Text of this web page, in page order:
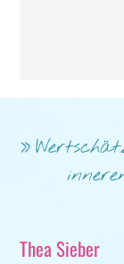
Thea Sieber